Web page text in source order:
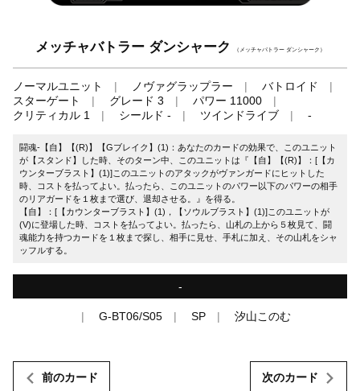
メッチャバトラー ダンシャーク （メッチャバトラー ダンシャーク）
ノーマルユニット ノヴァグラップラー
バトロイド
スターゲート
グレード 3
パワー 11000
クリティカル 1
シールド - ツインドライブ -
闘魂-【自】【(R)】【Gブレイク】(1)：あなたのカードの効果で、このユニット
が【スタンド】した時、そのターン中、このユニットは『【自】【(R)】：[【カ
ウンターブラスト】(1)]このユニットのアタックがヴァンガードにヒットした
時、コストを払ってよい。払ったら、このユニットのパワー以下のパワーの相手
のリアガードを１枚まで選び、退却させる。』を得る。
【自】：[【カウンターブラスト】(1)，【ソウルブラスト】(1)]このユニットが
(V)に登場した時、コストを払ってよい。払ったら、山札の上から５枚見て、闘
魂能力を持つカードを１枚まで探し、相手に見せ、手札に加え、その山札をシャ
ッフルする。
-
G-BT06/S05 SP 汐山このむ
前のカード 次のカード